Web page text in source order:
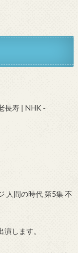
人間の時代 第5集 不
します。